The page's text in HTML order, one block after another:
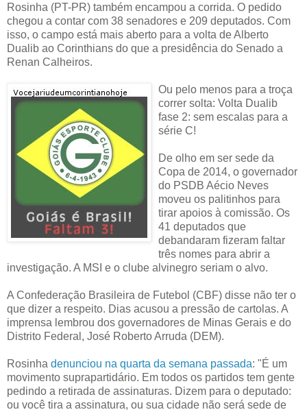
Rosinha (PT-PR) também encampou a corrida. O pedido
chegou a contar com 38 senadores e 209 deputados. Com
isso, o campo está mais aberto para a volta de Alberto
Dualib ao Corinthians do que a presidência do Senado a
Renan Calheiros.
Ou pelo menos para a troça
correr solta: Volta Dualib
fase 2: sem escalas para a
série C!
De olho em ser sede da
Copa de 2014, o governador
do PSDB Aécio Neves
moveu os palitinhos para
tirar apoios à comissão. Os
41 deputados que
debandaram fizeram faltar
três nomes para abrir a
investigação. A MSI e o clube alvinegro seriam o alvo.
A Confederação Brasileira de Futebol (CBF) disse não ter o
que dizer a respeito. Dias acusou a pressão de cartolas. A
imprensa lembrou dos governadores de Minas Gerais e do
Distrito Federal, José Roberto Arruda (DEM).
Rosinha denunciou na quarta da semana passada: "É um
movimento suprapartidário. Em todos os partidos tem gente
pedindo a retirada de assinaturas. Dizem para o deputado:
ou você tira a assinatura, ou sua cidade não será sede de